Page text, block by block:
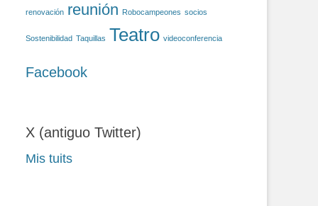
renovación reunión Robocampeones socios
Sostenibilidad Taquillas Teatro videoconferencia
Facebook
X (antiguo Twitter)
Mis tuits